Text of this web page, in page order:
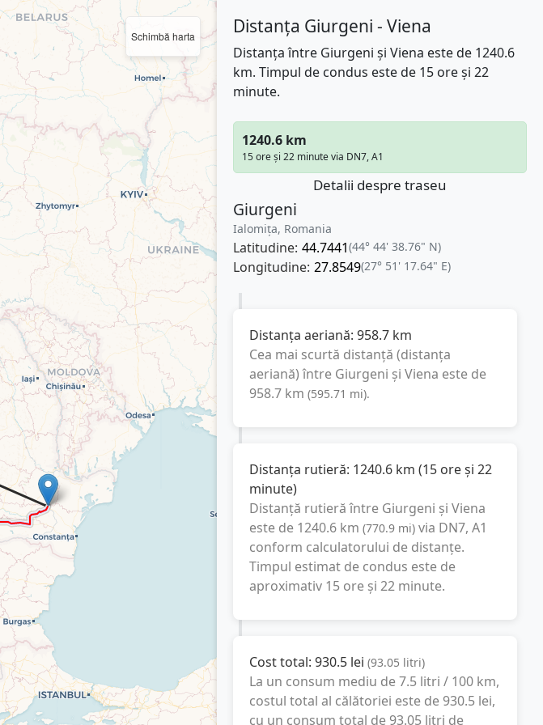
Schimbă harta Distanța Giurgeni - Viena
Distanța între Giurgeni și Viena este de 1240.6
km. Timpul de condus este de 15 ore și 22
minute.
1240.6 km
15 ore și 22 minute via DN7, A1
Detalii despre traseu
Giurgeni
Ialomița, Romania
Latitudine: 44.7441(44° 44' 38.76" N)
Longitudine: 27.8549(27° 51' 17.64" E)
Distanța aeriană: 958.7 km
Cea mai scurtă distanță (distanța
aeriană) între Giurgeni și Viena este de
958.7 km (595.71 mi).
Distanța rutieră: 1240.6 km (15 ore și 22
minute)
Distanță rutieră între Giurgeni și Viena
este de 1240.6 km (770.9 mi) via DN7, A1
conform calculatorului de distanțe.
Timpul estimat de condus este de
aproximativ 15 ore și 22 minute.
Cost total: 930.5 lei (93.05 litri)
La un consum mediu de7.5 litri / 100 km,
costul total al călătoriei este de 930.5 lei,
cu un consum total de 93.05 litri de